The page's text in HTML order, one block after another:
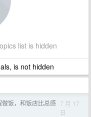
list is hidden
is not hidden
做饭，和饭店比总感 7 月 17
日